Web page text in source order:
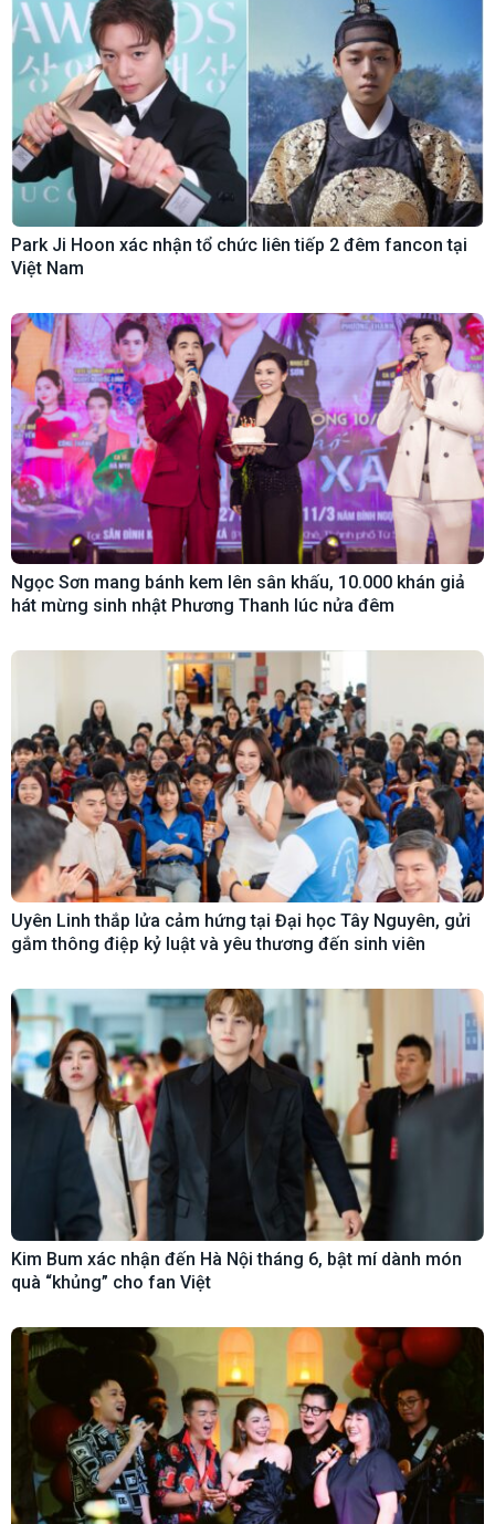
Park Ji Hoon xác nhận tổ chức liên tiếp 2 đêm fancon tại
Việt Nam
Ngọc Sơn mang bánh kem lên sân khấu, 10.000 khán giả
hát mừng sinh nhật Phương Thanh lúc nửa đêm
Uyên Linh thắp lửa cảm hứng tại Đại học Tây Nguyên, gửi
gắm thông điệp kỷ luật và yêu thương đến sinh viên
Kim Bum xác nhận đến Hà Nội tháng 6, bật mí dành món
quà “khủng” cho fan Việt